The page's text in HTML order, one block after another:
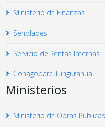
Ministerio de Finanzas
Senplades
Servicio de Rentas Internas
Conagopare Tungurahua
Ministerios
Ministerio de Obras Públicas